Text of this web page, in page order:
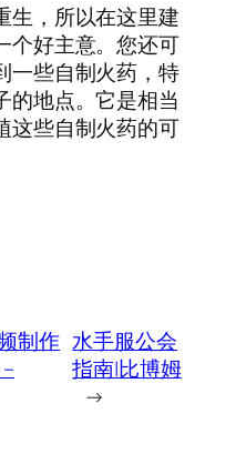
生，所以在这里建
个好主意。您还可
一些自制火药，特
的地点。它是相当
这些自制火药的可
制作 水手服公会
指南|比博姆
→